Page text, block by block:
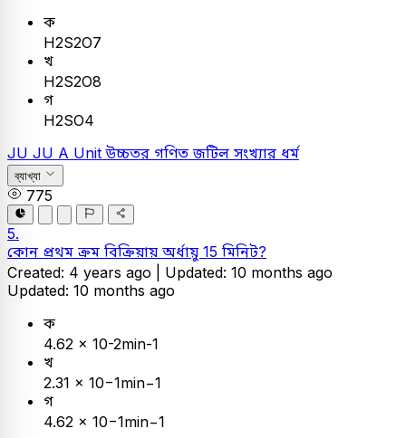
ক
H2S2O7
খ
H2S2O8
গ
H2SO4
JU JU A Unitউচ্চতর গণিতজটিল সংখ্যার ধর্ম
ব্যাখ্যা
775
5.
কোন প্রথম ক্রম বিক্রিয়ায় অর্ধায়ু 15 মিনিট?
Created: 4 years ago | Updated: 10 months ago
Updated: 10 months ago
ক
4.62 × 10-2min-1
খ
2.31 × 10−1min−1
গ
4.62 × 10−1min−1